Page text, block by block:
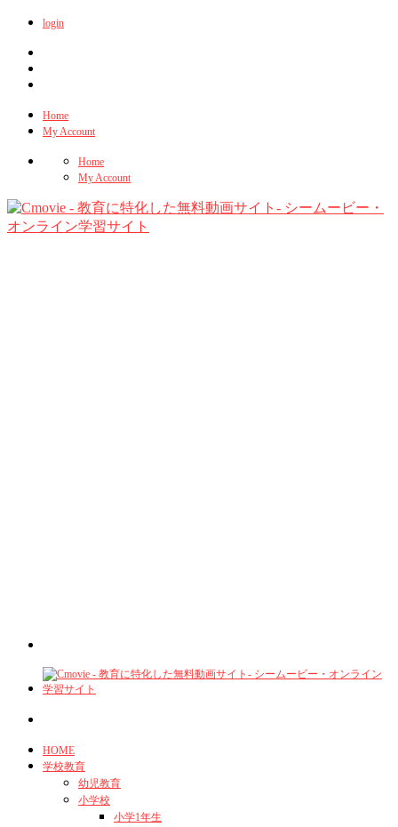
login
Home
My Account
Home
My Account
HOME
学校教育
幼児教育
小学校
小学1年生